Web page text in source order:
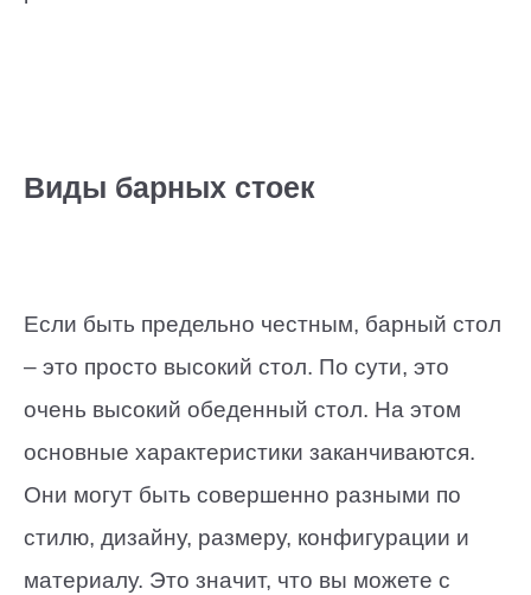
Виды барных стоек
Если быть предельно честным, барный стол
– это просто высокий стол. По сути, это
очень высокий обеденный стол. На этом
основные характеристики заканчиваются.
Они могут быть совершенно разными по
стилю, дизайну, размеру, конфигурации и
материалу. Это значит, что вы можете с